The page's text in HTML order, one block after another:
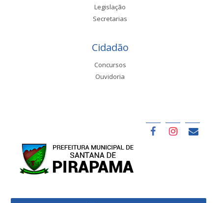
Legislação
Secretarias
Cidadão
Concursos
Ouvidoria